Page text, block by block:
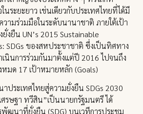
ในระยะยาว เช่นเดียวกับประเทศไทยที่ได้มี
ามร่วมมือในระดับนานาชาติ ภายใต้เป้า
งยืน UN’s 2015 Sustainable
SDGs ของสหประชาชาติ ซึ่งเป็นทิศทาง
นินการร่วมกันมาตั้งแต่ปี 2016 ไปจนถึง
มด 17 เป้าหมายหลัก (Goals)
ประเทศไทยสู่ความยั่งยืน SDGs 2030
รษฐา ทวีสิน”เป็นนายกรัฐมนตรี ได้
พัฒนาที่ยั่งยืน (SDG) บนเวทีการประชุม